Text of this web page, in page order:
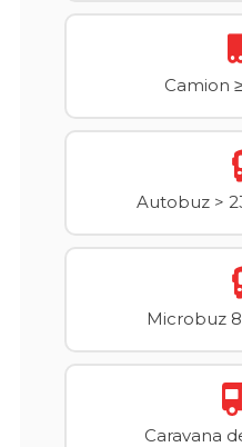
Camion
Autobuz >
Microbuz
Caravana